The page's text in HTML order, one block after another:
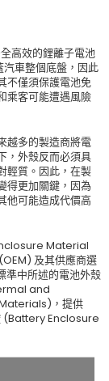
高效的鋰離子電池
汽車整個底盤，因此
不僅須保護電池免
乘客可能遭遇風險
越多的製造商將電
，外殼反而必須具
輕質。因此，在製
得更加關鍵，因為
他可能造成代價高
Material
及其供應商選
準中所述的電池外殼
and
，提供
(Battery Enclosure